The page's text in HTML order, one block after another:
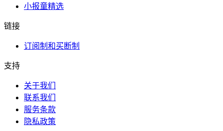
小报童精选
链接
订阅制和买断制
支持
关于我们
联系我们
服务条款
隐私政策